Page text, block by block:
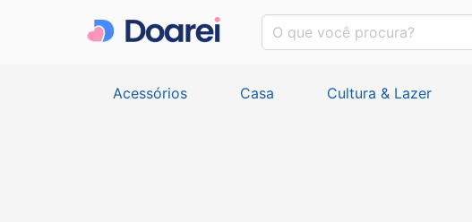
Acessórios Casa Cultura & Lazer